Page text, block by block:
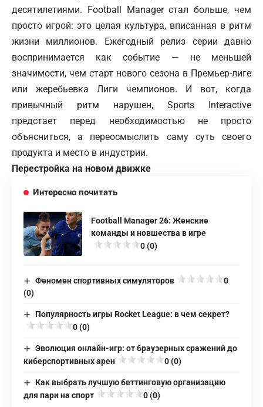
десятилетиями. Football Manager стал больше, чем
просто игрой: это целая культура, вписанная в ритм
жизни миллионов. Ежегодный релиз серии давно
воспринимается как событие — не меньшей
значимости, чем старт нового сезона в Премьер-лиге
или жеребьевка Лиги чемпионов. И вот, когда
привычный ритм нарушен, Sports Interactive
предстает перед необходимостью не просто
объясниться, а переосмыслить саму суть своего
продукта и место в индустрии.
Перестройка на новом движке
Интересно почитать
Football Manager 26: Женские
команды и новшества в игре
0 (0)
Феномен спортивных симуляторов
0
(0)
Популярность игры Rocket League: в чем секрет?
0 (0)
Эволюция онлайн-игр: от браузерных сражений до
киберспортивных арен
0 (0)
Как выбрать лучшую беттинговую организацию
для пари на спорт
0 (0)